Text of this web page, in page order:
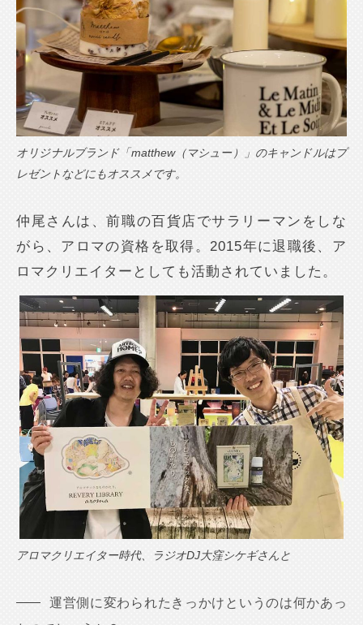
オリジナルブランド「matthew（マシュー）」のキャンドルはプ
レゼントなどにもオススメです。
仲尾さんは、前職の百貨店でサラリーマンをしな
がら、アロマの資格を取得。2015年に退職後、ア
ロマクリエイターとしても活動されていました。
アロマクリエイター時代、ラジオDJ大窪シケギさんと
運営側に変わられたきっかけというのは何かあっ